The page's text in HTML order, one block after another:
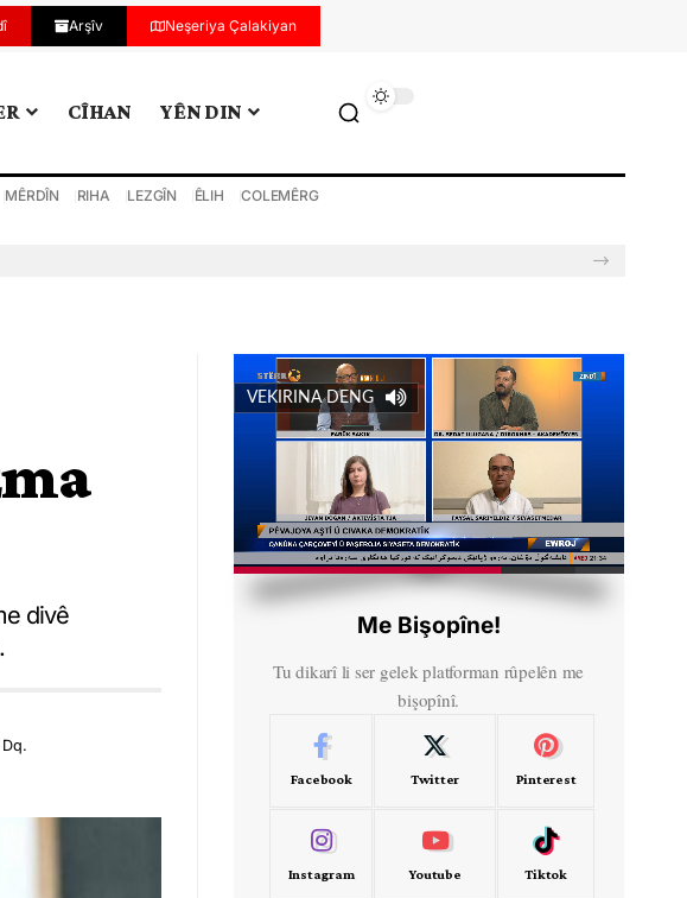
Arşîv Neşeriya Çalakiyan
CÎHAN YÊN DIN
MÊRDÎN RIHA LEZGÎN ÊLIH COLEMÊRG
divê
VEKIRINA DENG
Me Bişopîne!
Tu dikarî li ser gelek platforman rûpelên me
bişopînî.
Facebook Twitter Pinterest
Instagram Youtube Tiktok